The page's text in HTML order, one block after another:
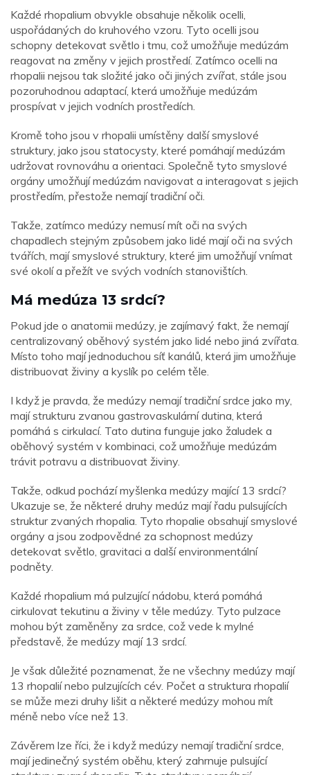
Každé rhopalium obvykle obsahuje několik ocelli,
uspořádaných do kruhového vzoru. Tyto ocelli jsou
schopny detekovat světlo i tmu, což umožňuje medúzám
reagovat na změny v jejich prostředí. Zatímco ocelli na
rhopalii nejsou tak složité jako oči jiných zvířat, stále jsou
pozoruhodnou adaptací, která umožňuje medúzám
prospívat v jejich vodních prostředích.
Kromě toho jsou v rhopalii umístěny další smyslové
struktury, jako jsou statocysty, které pomáhají medúzám
udržovat rovnováhu a orientaci. Společně tyto smyslové
orgány umožňují medúzám navigovat a interagovat s jejich
prostředím, přestože nemají tradiční oči.
Takže, zatímco medúzy nemusí mít oči na svých
chapadlech stejným způsobem jako lidé mají oči na svých
tvářích, mají smyslové struktury, které jim umožňují vnímat
své okolí a přežít ve svých vodních stanovištích.
Má medúza 13 srdcí?
Pokud jde o anatomii medúzy, je zajímavý fakt, že nemají
centralizovaný oběhový systém jako lidé nebo jiná zvířata.
Místo toho mají jednoduchou síť kanálů, která jim umožňuje
distribuovat živiny a kyslík po celém těle.
I když je pravda, že medúzy nemají tradiční srdce jako my,
mají strukturu zvanou gastrovaskulární dutina, která
pomáhá s cirkulací. Tato dutina funguje jako žaludek a
oběhový systém v kombinaci, což umožňuje medúzám
trávit potravu a distribuovat živiny.
Takže, odkud pochází myšlenka medúzy mající 13 srdcí?
Ukazuje se, že některé druhy medúz mají řadu pulsujících
struktur zvaných rhopalia. Tyto rhopalie obsahují smyslové
orgány a jsou zodpovědné za schopnost medúzy
detekovat světlo, gravitaci a další environmentální
podněty.
Každé rhopalium má pulzující nádobu, která pomáhá
cirkulovat tekutinu a živiny v těle medúzy. Tyto pulzace
mohou být zaměněny za srdce, což vede k mylné
představě, že medúzy mají 13 srdcí.
Je však důležité poznamenat, že ne všechny medúzy mají
13 rhopalií nebo pulzujících cév. Počet a struktura rhopalií
se může mezi druhy lišit a některé medúzy mohou mít
méně nebo více než 13.
Závěrem lze říci, že i když medúzy nemají tradiční srdce,
mají jedinečný systém oběhu, který zahrnuje pulsující